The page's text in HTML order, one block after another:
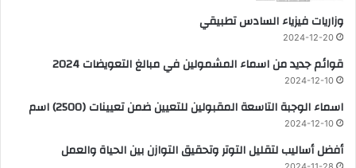
وزاريات فيزياء السادس تطبيقي
2024-12-20
قوائم جديد من اسماء المشمولين في مبالغ التعويضات 2024
2024-12-10
اسماء الوجبة التاسعة المقبولين للتعيين ضمن تعيينات (2500) اسم
2024-12-10
أفضل أساليب لتقليل التوتر وتحقيق التوازن بين الحياة والعمل